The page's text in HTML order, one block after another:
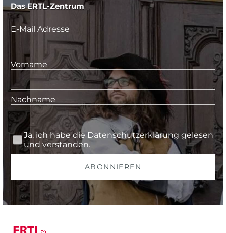
Das ERTL-Zentrum
E-Mail Adresse
Vorname
Nachname
Ja, ich habe die Datenschutzerklärung gelesen
und verstanden.
ABONNIEREN